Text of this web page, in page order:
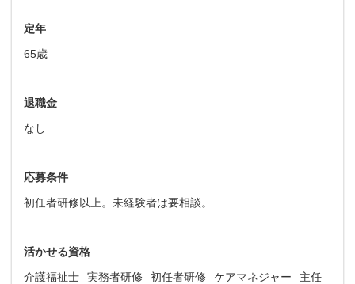
定年
65歳
退職金
なし
応募条件
初任者研修以上。未経験者は要相談。
活かせる資格
介護福祉士
実務者研修 初任者研修 ケアマネジャー
主任